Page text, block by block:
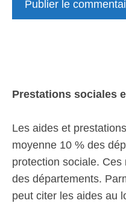
Prestations sociales
Les aides et
moyenne 10 % des
protection sociale.
des départements.
peut citer les aides au